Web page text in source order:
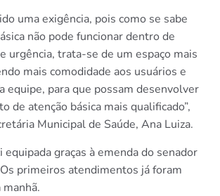
uma exigência, pois como se sabe
não pode funcionar dentro de
urgência, trata-se de um espaço mais
mais comodidade aos usuários e
equipe, para que possam desenvolver
de atenção básica mais qualificado”,
Municipal de Saúde, Ana Luiza.
equipada graças à emenda do senador
primeiros atendimentos já foram